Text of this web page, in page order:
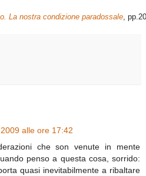
La nostra condizione paradossale,
alle ore 17:42
che son venute in mente
penso a questa cosa, sorrido:
quasi inevitabilmente a ribaltare